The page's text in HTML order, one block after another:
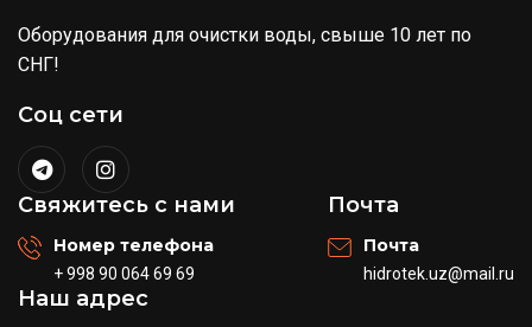
Оборудования для очистки воды, свыше 10 лет по
СНГ!
Соц сети
Свяжитесь с нами
Номер телефона
+ 998 90 064 69 69
Почта
Почта
hidrotek.uz@mail.ru
Наш адрес